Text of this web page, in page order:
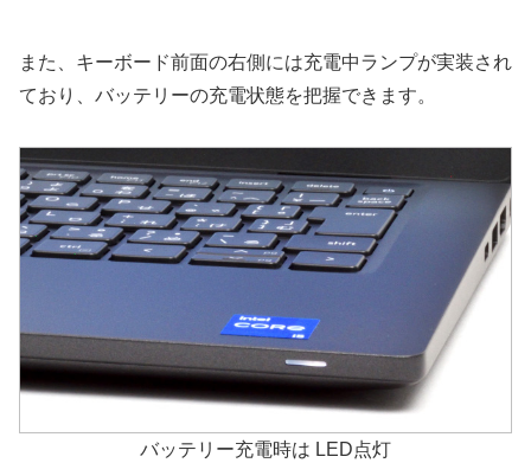
また、キーボード前面の右側には充電中ランプが実装され
ており、バッテリーの充電状態を把握できます。
バッテリー充電時は LED点灯